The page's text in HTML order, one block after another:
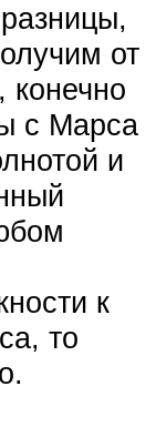
от
, конечно
с Марса
и
к
то